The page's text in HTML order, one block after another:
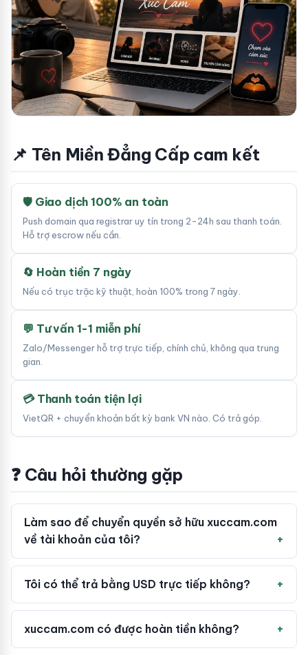
📌 Tên Miền Đẳng Cấp cam kết
🛡 Giao dịch 100% an toàn
Push domain qua registrar uy tín trong 2-24h sau thanh toán.
Hỗ trợ escrow nếu cần.
🔄 Hoàn tiền 7 ngày
Nếu có trục trặc kỹ thuật, hoàn 100% trong 7 ngày.
💬 Tư vấn 1-1 miễn phí
Zalo/Messenger hỗ trợ trực tiếp, chính chủ, không qua trung
gian.
💳 Thanh toán tiện lợi
VietQR + chuyển khoản bất kỳ bank VN nào. Có trả góp.
❓ Câu hỏi thường gặp
Làm sao để chuyển quyền sở hữu xuccam.com
về tài khoản của tôi?
Tôi có thể trả bằng USD trực tiếp không?
xuccam.com có được hoàn tiền không?